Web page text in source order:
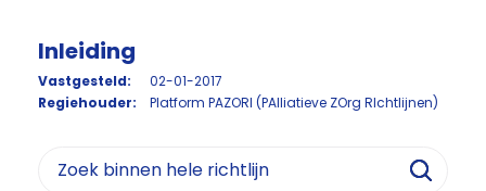
Inleiding
Vastgesteld:
02-01-2017
Regiehouder:
Platform PAZORI (PAlliatieve ZOrg RIchtlijnen)